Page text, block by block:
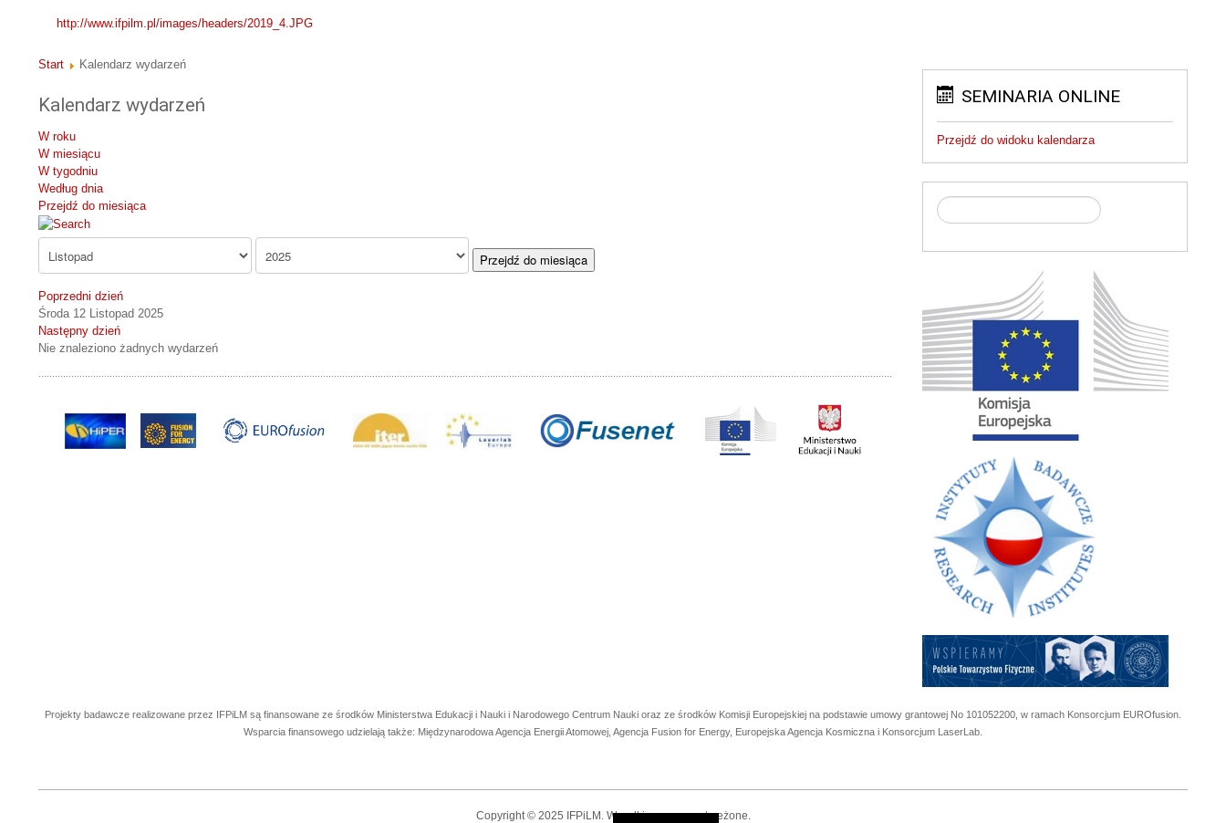
http://www.ifpilm.pl/images/headers/2019_4.JPG
Start Kalendarz wydarzeń
Kalendarz wydarzeń
W roku
W miesiącu
W tygodniu
Według dnia
Przejdź do miesiąca
Przejdź do miesiąca
Poprzedni dzień
Środa 12 Listopad 2025
Następny dzień
Nie znaleziono żadnych wydarzeń
SEMINARIA ONLINE
Przejdź do widoku kalendarza
Projekty badawcze realizowane przez IFPiLM są finansowane ze środków Ministerstwa Edukacji i Nauki i Narodowego Centrum Nauki oraz ze środków Komisji Europejskiej na podstawie umowy grantowej No 101052200, w ramach Konsorcjum EUROfusion.
Wsparcia finansowego udzielają także: Międzynarodowa Agencja Energii Atomowej, Agencja Fusion for Energy, Europejska Agencja Kosmiczna i Konsorcjum LaserLab.
Copyright © 2025 IFPiLM. Wszelkie prawa zastrzeżone.